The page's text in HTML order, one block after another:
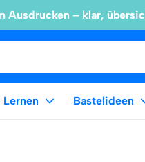
Ausdrucken – klar,
Lernen Bastelideen